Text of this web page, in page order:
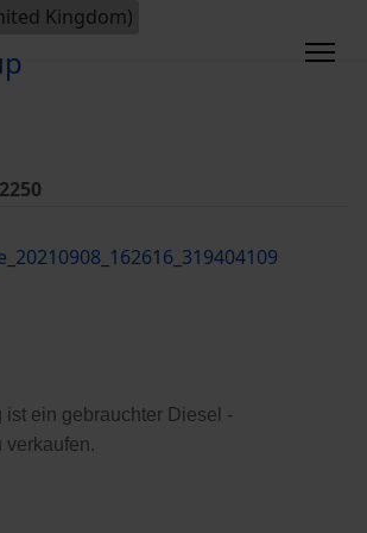
ist ein gebrauchter Diesel -
verkaufen.